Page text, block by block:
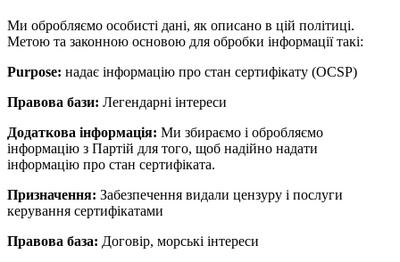
Ми обробляємо особисті дані, як описано в цій політиці.
Метою та законною основою для обробки інформації такі:
Purpose: надає інформацію про стан сертифікату (OCSP)
Правова бази: Легендарні інтереси
Додаткова інформація: Ми збираємо і обробляємо
інформацію з Партій для того, щоб надійно надати
інформацію про стан сертифіката.
Призначення: Забезпечення видали цензуру і послуги
керування сертифікатами
Правова база: Договір, морські інтереси